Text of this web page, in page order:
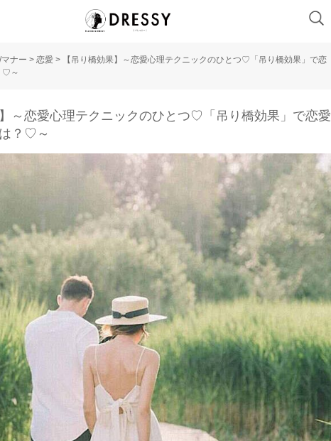
ナー > 恋愛 >
【吊り橋効果】～恋愛心理テクニックのひとつ♡「吊り橋効果」で恋
♡～
】～恋愛心理テクニックのひとつ♡「吊り橋効果」で恋愛
？♡～